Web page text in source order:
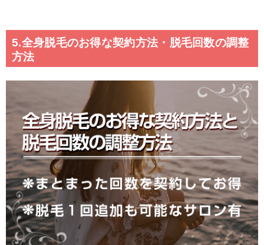
5.全身脱毛のお得な契約方法・脱毛回数の調整
方法